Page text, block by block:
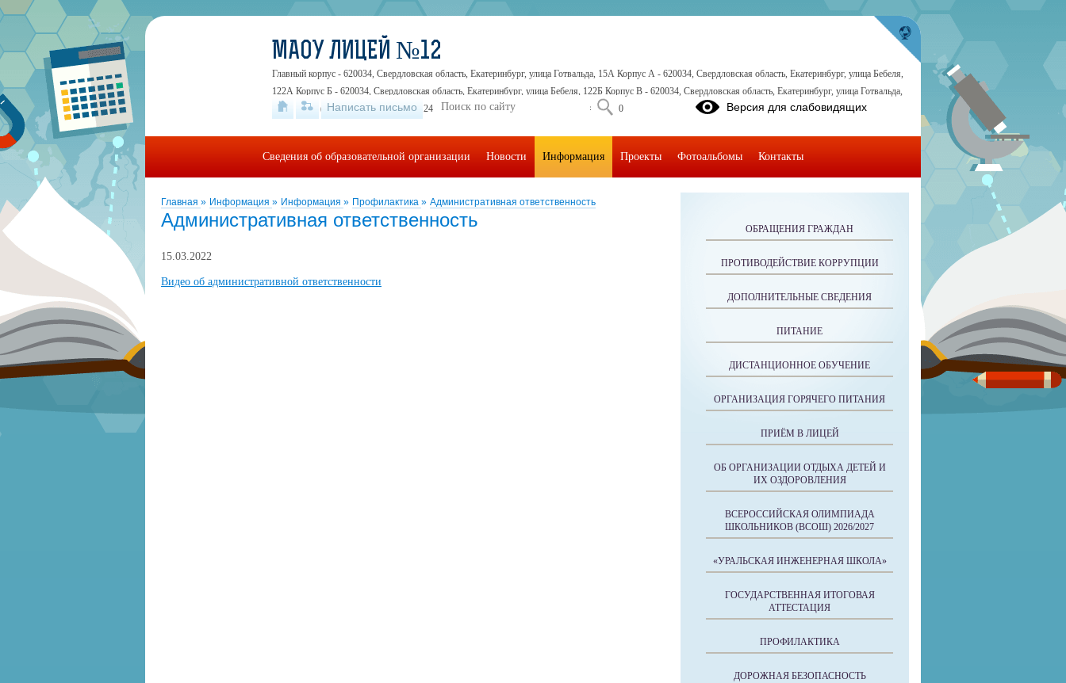
Главная » Информация » Информация » Профилактика » Административная ответственность
Административная ответственность
15.03.2022
Видео об административной ответственности
ОБРАЩЕНИЯ ГРАЖДАН
ПРОТИВОДЕЙСТВИЕ КОРРУПЦИИ
ДОПОЛНИТЕЛЬНЫЕ СВЕДЕНИЯ
ПИТАНИЕ
ДИСТАНЦИОННОЕ ОБУЧЕНИЕ
ОРГАНИЗАЦИЯ ГОРЯЧЕГО ПИТАНИЯ
ПРИЁМ В ЛИЦЕЙ
ОБ ОРГАНИЗАЦИИ ОТДЫХА ДЕТЕЙ И
ИХ ОЗДОРОВЛЕНИЯ
ВСЕРОССИЙСКАЯ ОЛИМПИАДА
ШКОЛЬНИКОВ (ВСОШ) 2026/2027
«УРАЛЬСКАЯ ИНЖЕНЕРНАЯ ШКОЛА»
ГОСУДАРСТВЕННАЯ ИТОГОВАЯ
АТТЕСТАЦИЯ
ПРОФИЛАКТИКА
ДОРОЖНАЯ БЕЗОПАСНОСТЬ
МАОУ ЛИЦЕЙ №12
Главный корпус - 620034, Свердловская область, Екатеринбург, улица Готвальда, 15А Корпус А - 620034, Свердловская область, Екатеринбург, улица Бебеля,
122А Корпус Б - 620034, Свердловская область, Екатеринбург, улица Бебеля, 122Б Корпус В - 620034, Свердловская область, Екатеринбург, улица Готвальда,
19А
+7 (343) 245-41-30, +7 (343) 245-32-16, +7 (343) 245-71-71, +7 (343) 245-30-30
Написать письмо Версия для слабовидящих
Сведения об образовательной организации Новости Информация Проекты Фотоальбомы Контакты